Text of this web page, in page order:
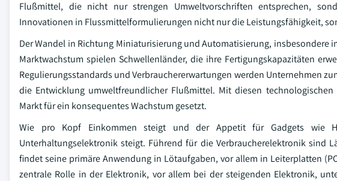
Flußmittel, die nicht nur strengen Umweltvorschriften entsprechen,
Innovationen in Flussmittelformulierungen nicht nur die Leistungsfähigkeit,
Der Wandel in Richtung Miniaturisierung und Automatisierung, insbesondere
Marktwachstum spielen Schwellenländer, die ihre Fertigungskapazitäten
Regulierungsstandards und Verbrauchererwartungen werden Unternehmen
die Entwicklung umweltfreundlicher Flußmittel. Mit diesen
Markt für ein konsequentes Wachstum gesetzt.
Wie pro Kopf Einkommen steigt und der Appetit für Gadgets wie
Unterhaltungselektronik steigt. Führend für die Verbraucherelektronik sind
findet seine primäre Anwendung in Lötaufgaben, vor allem in Leiterplatten
zentrale Rolle in der Elektronik, vor allem bei der steigenden Elektronik,